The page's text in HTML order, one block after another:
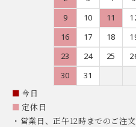
9
10 11
16
17 18
23
24 25
30
31
■ 今日
■ 定休日
・営業日、正午12時までのご注